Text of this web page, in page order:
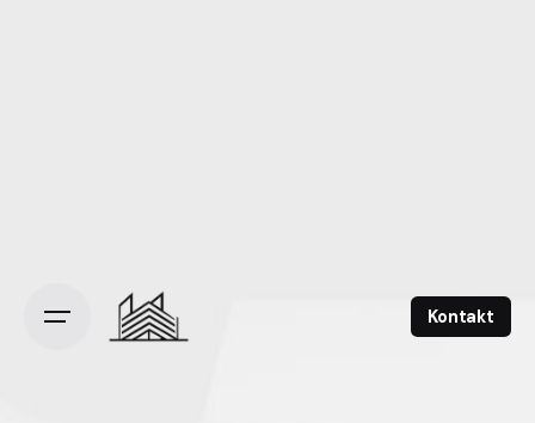
Kontakt